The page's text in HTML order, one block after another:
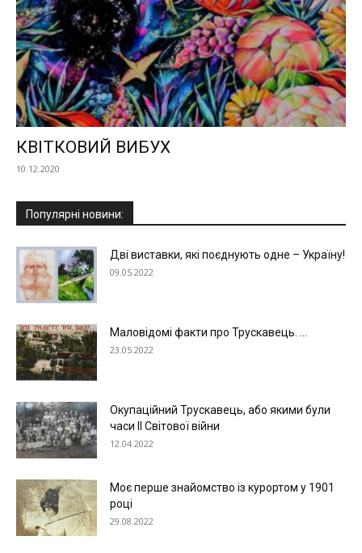
КВІТКОВИЙ ВИБУХ
10.12.2020
Популярні новини:
Дві виставки, які поєднують одне – Україну!
09.05.2022
Маловідомі факти про Трускавець. ...
23.05.2022
Окупаційний Трускавець, або якими були
часи ІІ Світової війни
12.04.2022
Моє перше знайомство із курортом у 1901
році
29.08.2022